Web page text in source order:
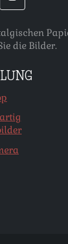
die Bilder.